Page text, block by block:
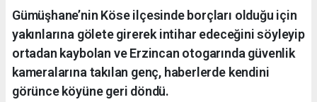
Gümüşhane’nin Köse ilçesinde borçları olduğu için
yakınlarına gölete girerek intihar edeceğini söyleyip
ortadan kaybolan ve Erzincan otogarında güvenlik
kameralarına takılan genç, haberlerde kendini
görünce köyüne geri döndü.